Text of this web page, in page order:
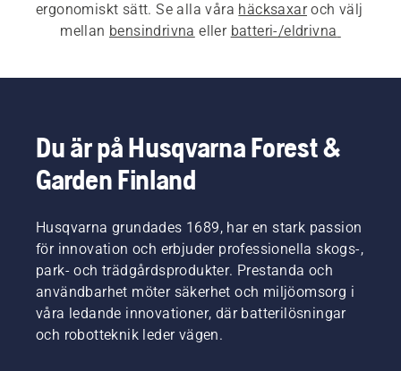
ergonomiskt sätt. Se alla våra häcksaxar och välj
mellan bensindrivna eller batteri-/eldrivna
häcksaxar med lång räckvidd är vår 500-serie det
Du är på Husqvarna Forest &
Garden Finland
Husqvarna grundades 1689, har en stark passion
för innovation och erbjuder professionella skogs-,
park- och trädgårdsprodukter. Prestanda och
användbarhet möter säkerhet och miljöomsorg i
våra ledande innovationer, där batterilösningar
och robotteknik leder vägen.